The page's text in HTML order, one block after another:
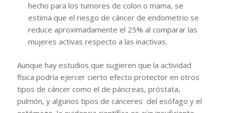
hecho para los tumores de colon o mama, se
estima que el riesgo de cáncer de endometrio se
reduce aproximadamente el 25% al comparar las
mujeres activas respecto a las inactivas.
Aunque hay estudios que sugieren que la actividad
física podría ejercer cierto efecto protector en otros
tipos de cáncer como el de páncreas, próstata,
pulmón, y algunos tipos de cánceres del esófago y el